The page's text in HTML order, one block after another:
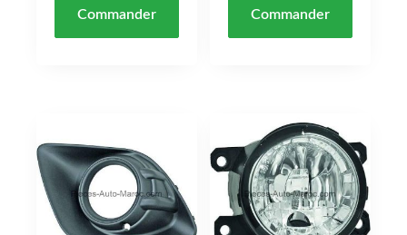
Commander Commander